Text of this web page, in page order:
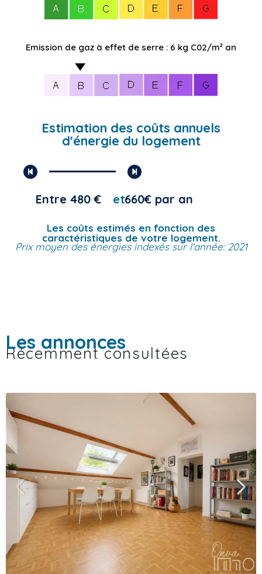
Emission de gaz à effet de serre : 6 kg C02/m² an
Estimation des coûts annuels
d'énergie du logement
Entre 480 € et660€ par an
Les coûts estimés en fonction des
caractéristiques de votre logement.
Prix moyen des énergies indexés sur l'année: 2021
Les annonces
Récemment consultées